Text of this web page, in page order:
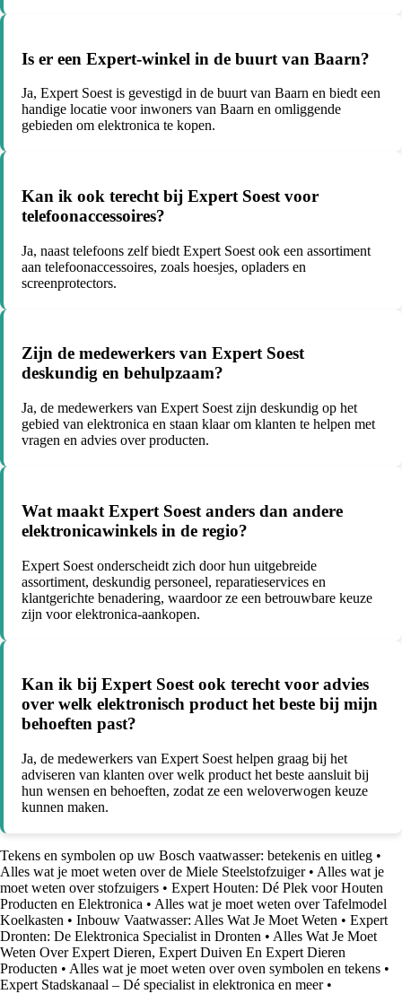
Is er een Expert-winkel in de buurt van Baarn?
Ja, Expert Soest is gevestigd in de buurt van Baarn en biedt een
handige locatie voor inwoners van Baarn en omliggende
gebieden om elektronica te kopen.
Kan ik ook terecht bij Expert Soest voor
telefoonaccessoires?
Ja, naast telefoons zelf biedt Expert Soest ook een assortiment
aan telefoonaccessoires, zoals hoesjes, opladers en
screenprotectors.
Zijn de medewerkers van Expert Soest
deskundig en behulpzaam?
Ja, de medewerkers van Expert Soest zijn deskundig op het
gebied van elektronica en staan klaar om klanten te helpen met
vragen en advies over producten.
Wat maakt Expert Soest anders dan andere
elektronicawinkels in de regio?
Expert Soest onderscheidt zich door hun uitgebreide
assortiment, deskundig personeel, reparatieservices en
klantgerichte benadering, waardoor ze een betrouwbare keuze
zijn voor elektronica-aankopen.
Kan ik bij Expert Soest ook terecht voor advies
over welk elektronisch product het beste bij mijn
behoeften past?
Ja, de medewerkers van Expert Soest helpen graag bij het
adviseren van klanten over welk product het beste aansluit bij
hun wensen en behoeften, zodat ze een weloverwogen keuze
kunnen maken.
Tekens en symbolen op uw Bosch vaatwasser: betekenis en uitleg •
Alles wat je moet weten over de Miele Steelstofzuiger• Alles wat je
moet weten over stofzuigers • Expert Houten: Dé Plek voor Houten
Producten en Elektronica • Alles wat je moet weten over Tafelmodel
Koelkasten • Inbouw Vaatwasser: Alles Wat Je Moet Weten • Expert
Dronten: De Elektronica Specialist in Dronten • Alles Wat Je Moet
Weten Over Expert Dieren, Expert Duiven En Expert Dieren
Producten • Alles wat je moet weten over oven symbolen en tekens •
Expert Stadskanaal – Dé specialist in elektronica en meer•